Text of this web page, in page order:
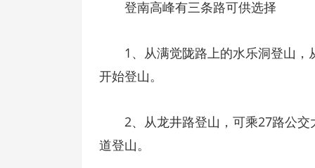
登南高峰有三条路可供选择
1、从满觉陇路上的水乐洞登山，
开始登山。
2、从龙井路登山，可乘27路公交
道登山。